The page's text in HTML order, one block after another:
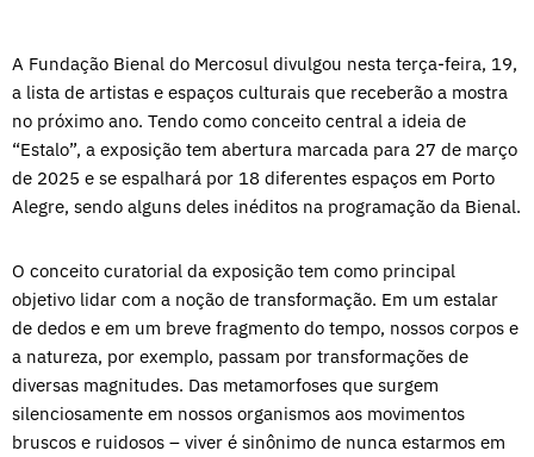
A Fundação Bienal do Mercosul divulgou nesta terça-feira, 19,
a lista de artistas e espaços culturais que receberão a mostra
no próximo ano. Tendo como conceito central a ideia de
“Estalo”, a exposição tem abertura marcada para 27 de março
de 2025 e se espalhará por 18 diferentes espaços em Porto
Alegre, sendo alguns deles inéditos na programação da Bienal.
O conceito curatorial da exposição tem como principal
objetivo lidar com a noção de transformação. Em um estalar
de dedos e em um breve fragmento do tempo, nossos corpos e
a natureza, por exemplo, passam por transformações de
diversas magnitudes. Das metamorfoses que surgem
silenciosamente em nossos organismos aos movimentos
bruscos e ruidosos – viver é sinônimo de nunca estarmos em